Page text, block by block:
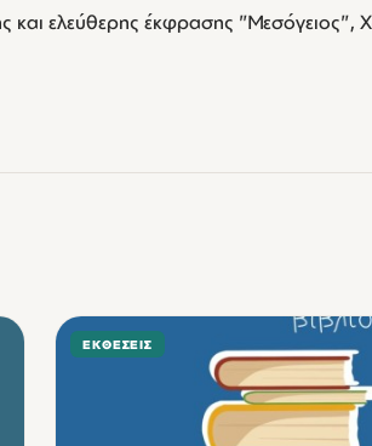
και ελεύθερης έκφρασης "Μεσόγειος",
ΕΚΘΈΣΕΙΣ